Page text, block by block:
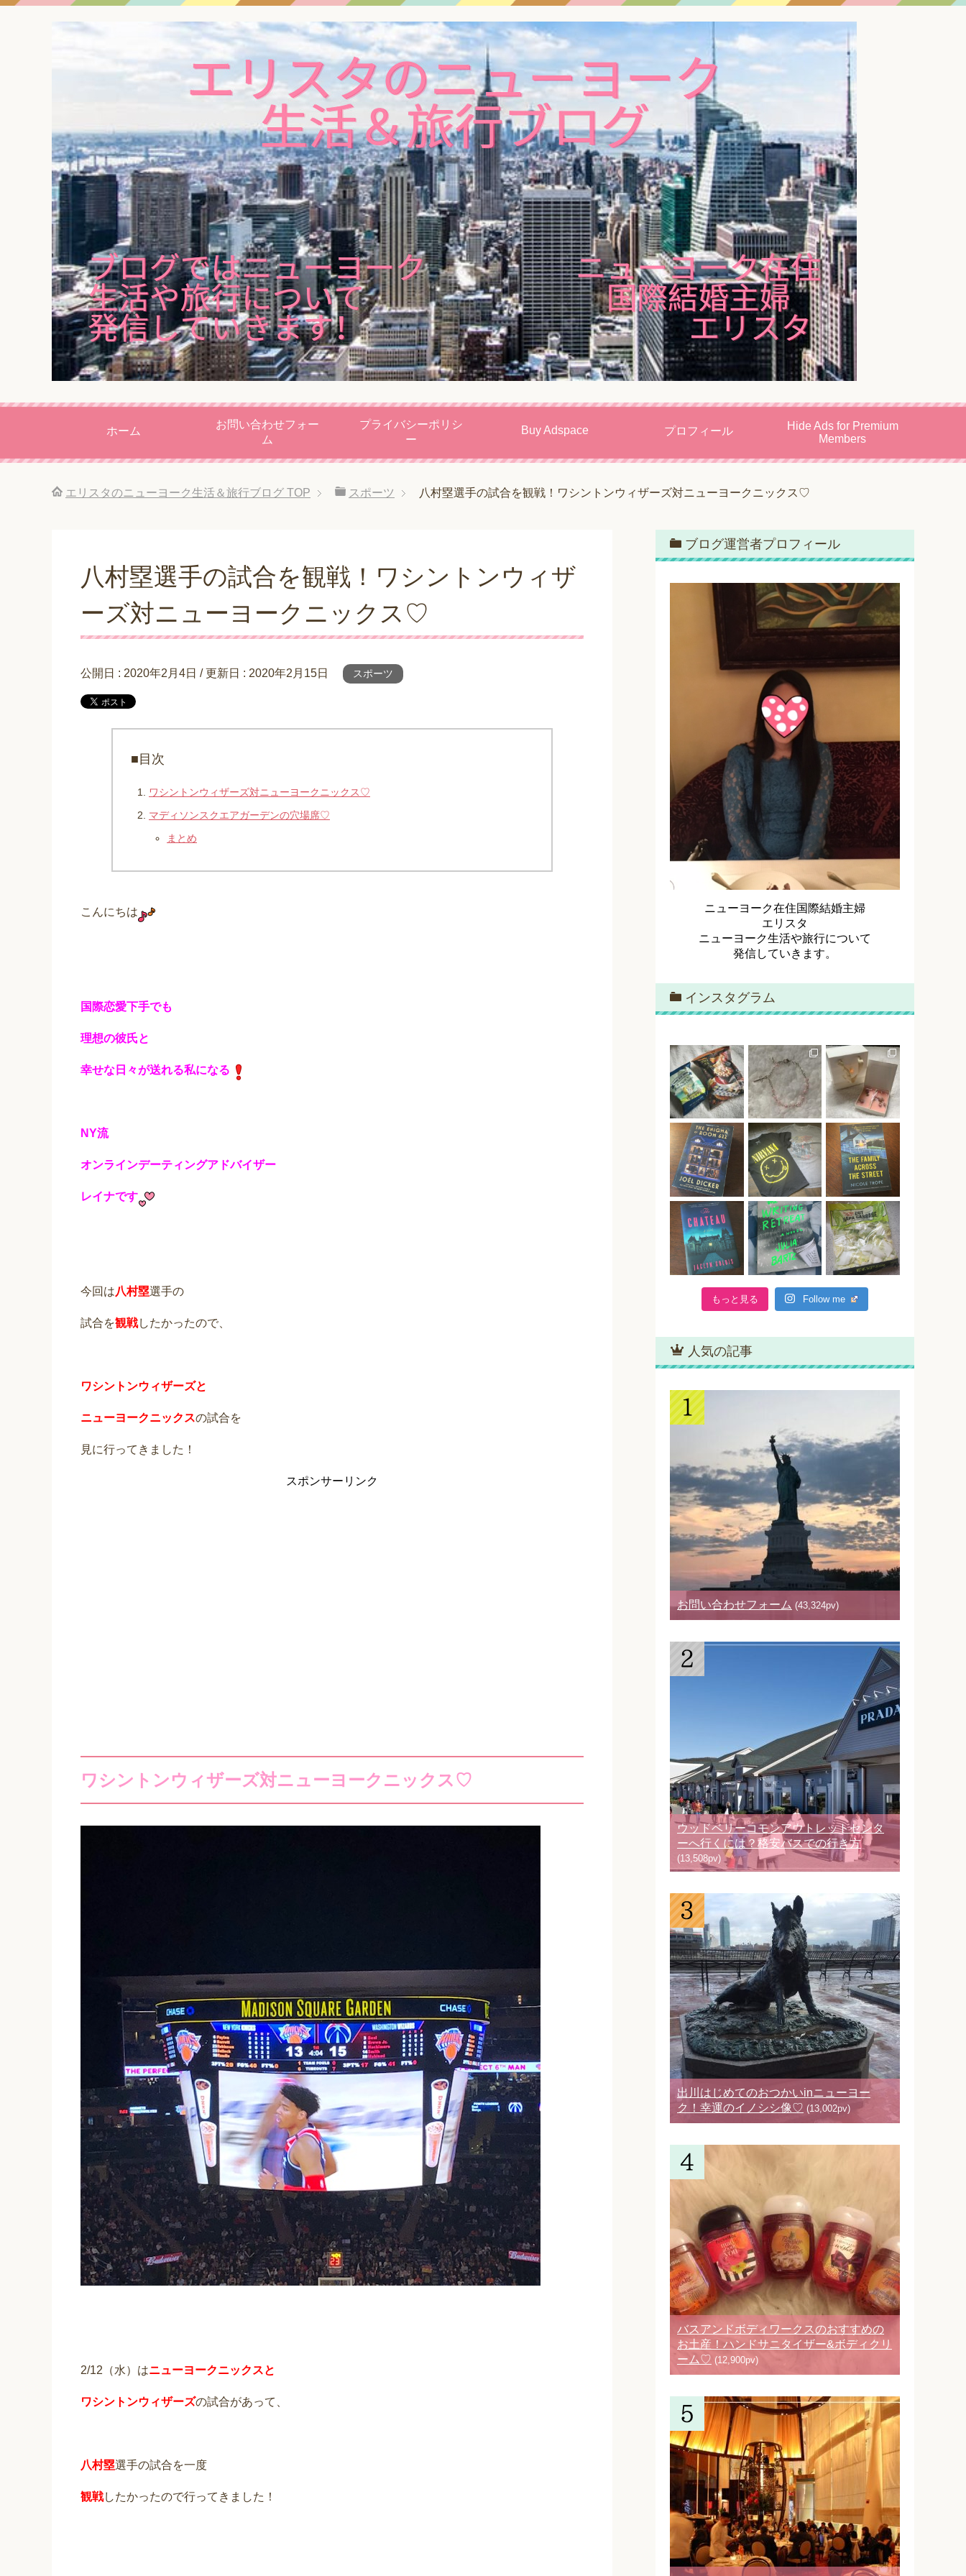
ホーム
お問い合わせフォー
ム
プライバシーポリシ
ー
Buy Adspace プロフィール
Hide Ads for Premium
Members
エリスタのニューヨーク生活＆旅行ブログ TOP スポーツ 八村塁選手の試合を観戦！ワシントンウィザーズ対ニューヨークニックス♡
八村塁選手の試合を観戦！ワシントンウィザ
ーズ対ニューヨークニックス♡
公開日 : 2020年2月4日 / 更新日 : 2020年2月15日 スポーツ
■目次
ワシントンウィザーズ対ニューヨークニックス♡
マディソンスクエアガーデンの穴場席♡
まとめ
こんにちは
国際恋愛下手でも
理想の彼氏と
幸せな日々が送れる私になる
NY流
オンラインデーティングアドバイザー
レイナです
今回は八村塁選手の
試合を観戦したかったので、
ワシントンウィザーズと
ニューヨークニックスの試合を
見に行ってきました！
スポンサーリンク
ワシントンウィザーズ対ニューヨークニックス♡
2/12（水）はニューヨークニックスと
ワシントンウィザーズの試合があって、
八村塁選手の試合を一度
観戦したかったので行ってきました！
ブログ運営者プロフィール
ニューヨーク在住国際結婚主婦
エリスタ
ニューヨーク生活や旅行について
発信していきます。
インスタグラム
もっと見る Follow me
人気の記事
お問い合わせフォーム (43,324pv)
ウッドベリーコモンアウトレットセンタ
ーへ行くには？格安バスでの行き方
(13,508pv)
出川はじめてのおつかいinニューヨー
ク！幸運のイノシシ像♡ (13,002pv)
バスアンドボディワークスのおすすめの
お土産！ハンドサニタイザー&ボディクリ
ーム♡ (12,900pv)